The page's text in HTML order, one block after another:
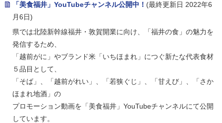
「美食福井」YouTubeチャンネル公開中！ (最終更新日 2022年6
月6日)
県では北陸新幹線福井・敦賀開業に向け、「福井の食」の魅力を
発信するため、
「越前がに」やブランド米「いちほまれ」につぐ新たな代表食材
５品目として、
「そば」、「越前がれい」、「若狭ぐじ」、「甘えび」、「さか
ほまれ地酒」の
プロモーション動画を「美食福井」YouTubeチャンネルにて公開
しています。